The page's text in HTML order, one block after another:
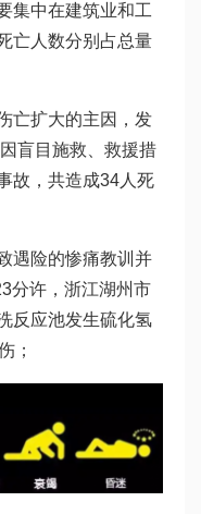
集中在建筑业和工
亡人数分别占总量
亡扩大的主因，发
盲目施救、救援措
故，共造成34人死
遇险的惨痛教训并
分许，浙江湖州市
反应池发生硫化氢
；